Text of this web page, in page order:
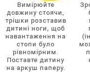
Вимірюйте
довжину стоячи,
трішки розставив
дитині ноги, щоб
навантаження на
стопи було
рівномірним.
Поставте дитину
на аркуш паперу.